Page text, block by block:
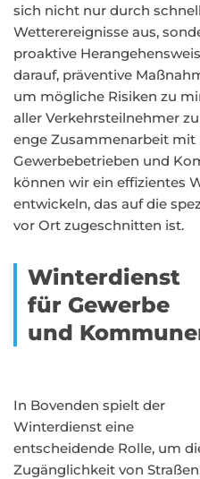
sich nicht nur durch
Wetterereignisse aus,
proaktive
darauf, präventive
um mögliche Risiken zu
aller Verkehrsteilnehmer
enge Zusammenarbeit mit
Gewerbebetrieben und
können wir ein effizientes
entwickeln, das auf die
vor Ort zugeschnitten ist.
Winterdienst
für Gewerbe
und
In Bovenden spielt der
Winterdienst eine
entscheidende Rolle, um
Zugänglichkeit von